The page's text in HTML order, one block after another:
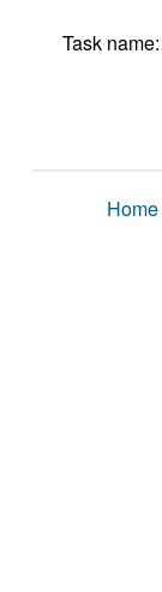
Task name:
Home